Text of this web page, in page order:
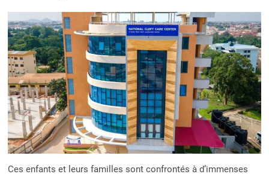
Ces enfants et leurs familles sont confrontés à d’immenses